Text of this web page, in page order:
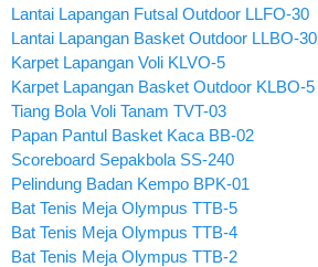
Lantai Lapangan Futsal Outdoor LLFO-30
Lantai Lapangan Basket Outdoor LLBO-30
Karpet Lapangan Voli KLVO-5
Karpet Lapangan Basket Outdoor KLBO-5
Tiang Bola Voli Tanam TVT-03
Papan Pantul Basket Kaca BB-02
Scoreboard Sepakbola SS-240
Pelindung Badan Kempo BPK-01
Bat Tenis Meja Olympus TTB-5
Bat Tenis Meja Olympus TTB-4
Bat Tenis Meja Olympus TTB-2